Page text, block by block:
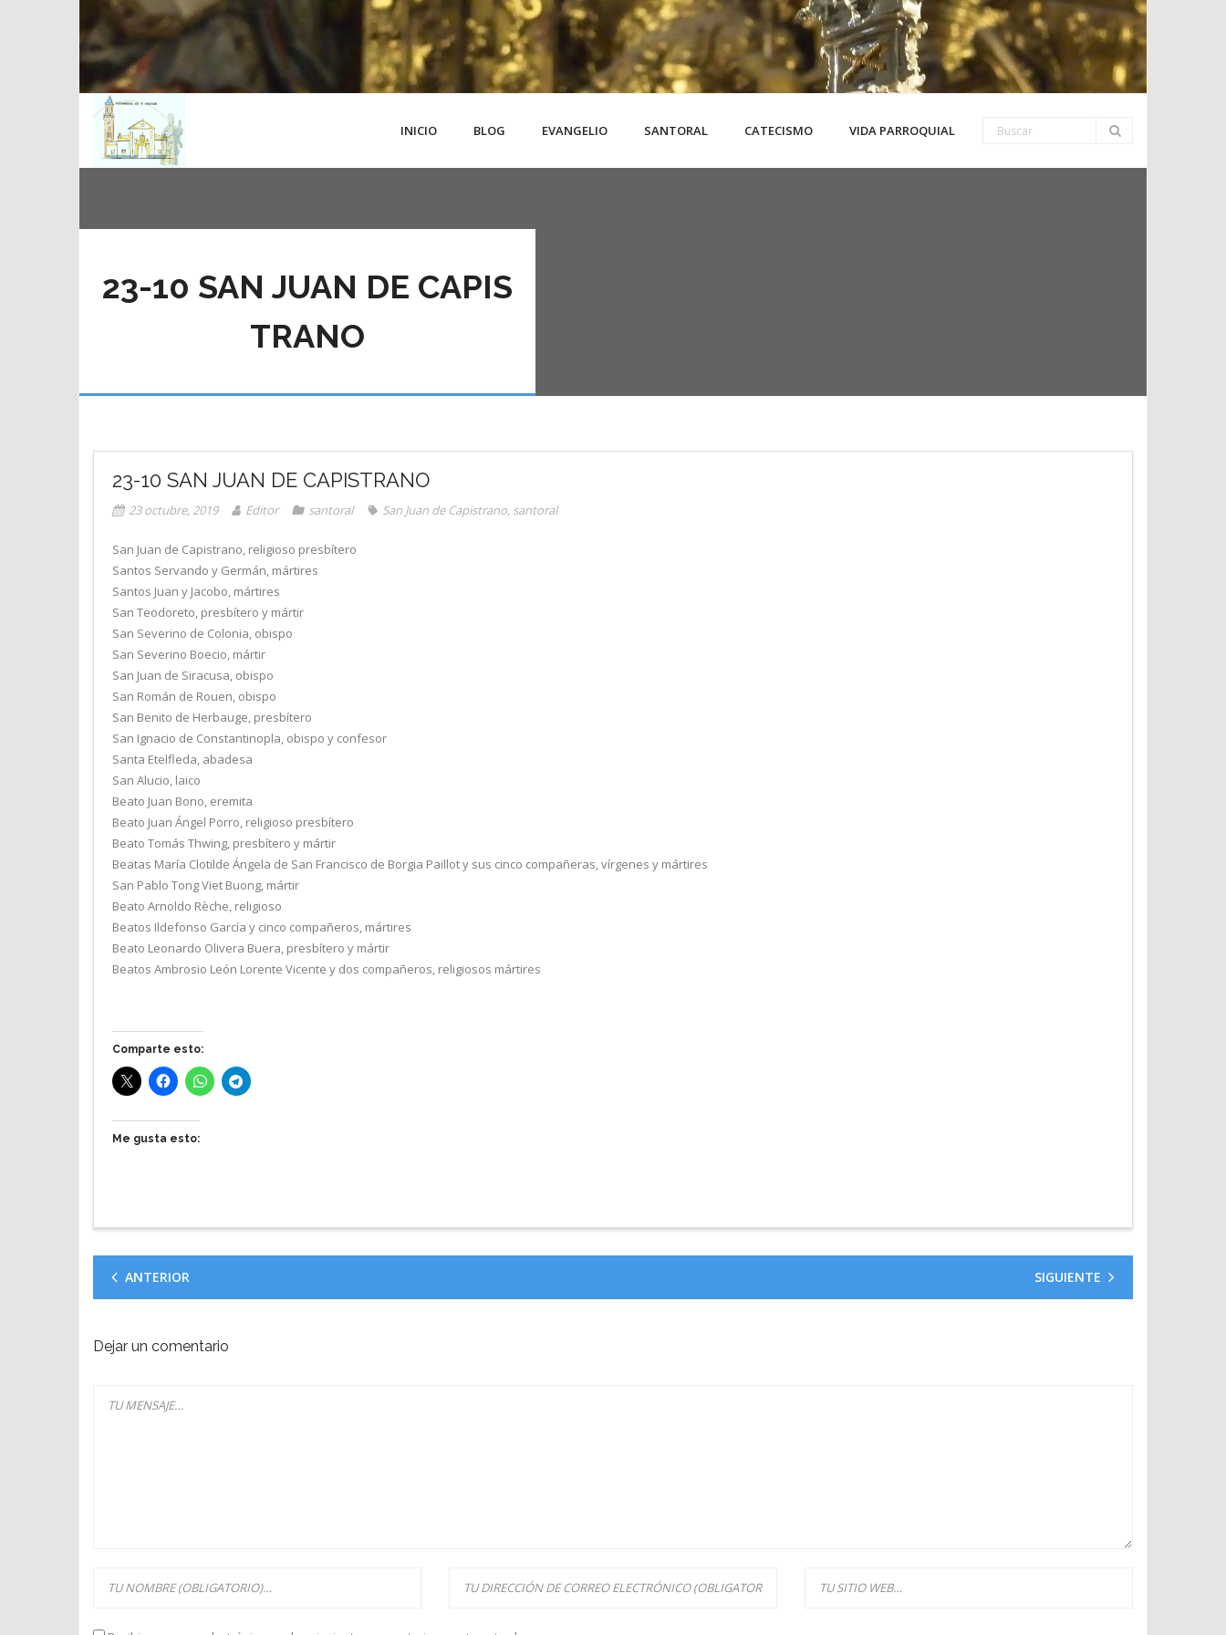
INICIO BLOG EVANGELIO SANTORAL CATECISMO VIDA PARROQUIAL
23-10 SAN JUAN DE CAPIS
TRANO
23-10 SAN JUAN DE CAPISTRANO
23 octubre, 2019 Editor santoral San Juan de Capistrano, santoral
San Juan de Capistrano, religioso presbítero
Santos Servando y Germán, mártires
Santos Juan y Jacobo, mártires
San Teodoreto, presbítero y mártir
San Severino de Colonia, obispo
San Severino Boecio, mártir
San Juan de Siracusa, obispo
San Román de Rouen, obispo
San Benito de Herbauge, presbítero
San Ignacio de Constantinopla, obispo y confesor
Santa Etelfleda, abadesa
San Alucio, laico
Beato Juan Bono, eremita
Beato Juan Ángel Porro, religioso presbítero
Beato Tomás Thwing, presbítero y mártir
Beatas María Clotilde Ángela de San Francisco de Borgia Paillot y sus cinco compañeras, vírgenes y mártires
San Pablo Tong Viet Buong, mártir
Beato Arnoldo Rèche, religioso
Beatos Ildefonso García y cinco compañeros, mártires
Beato Leonardo Olivera Buera, presbítero y mártir
Beatos Ambrosio León Lorente Vicente y dos compañeros, religiosos mártires
Comparte esto:
Me gusta esto:
ANTERIOR SIGUIENTE
Dejar un comentario